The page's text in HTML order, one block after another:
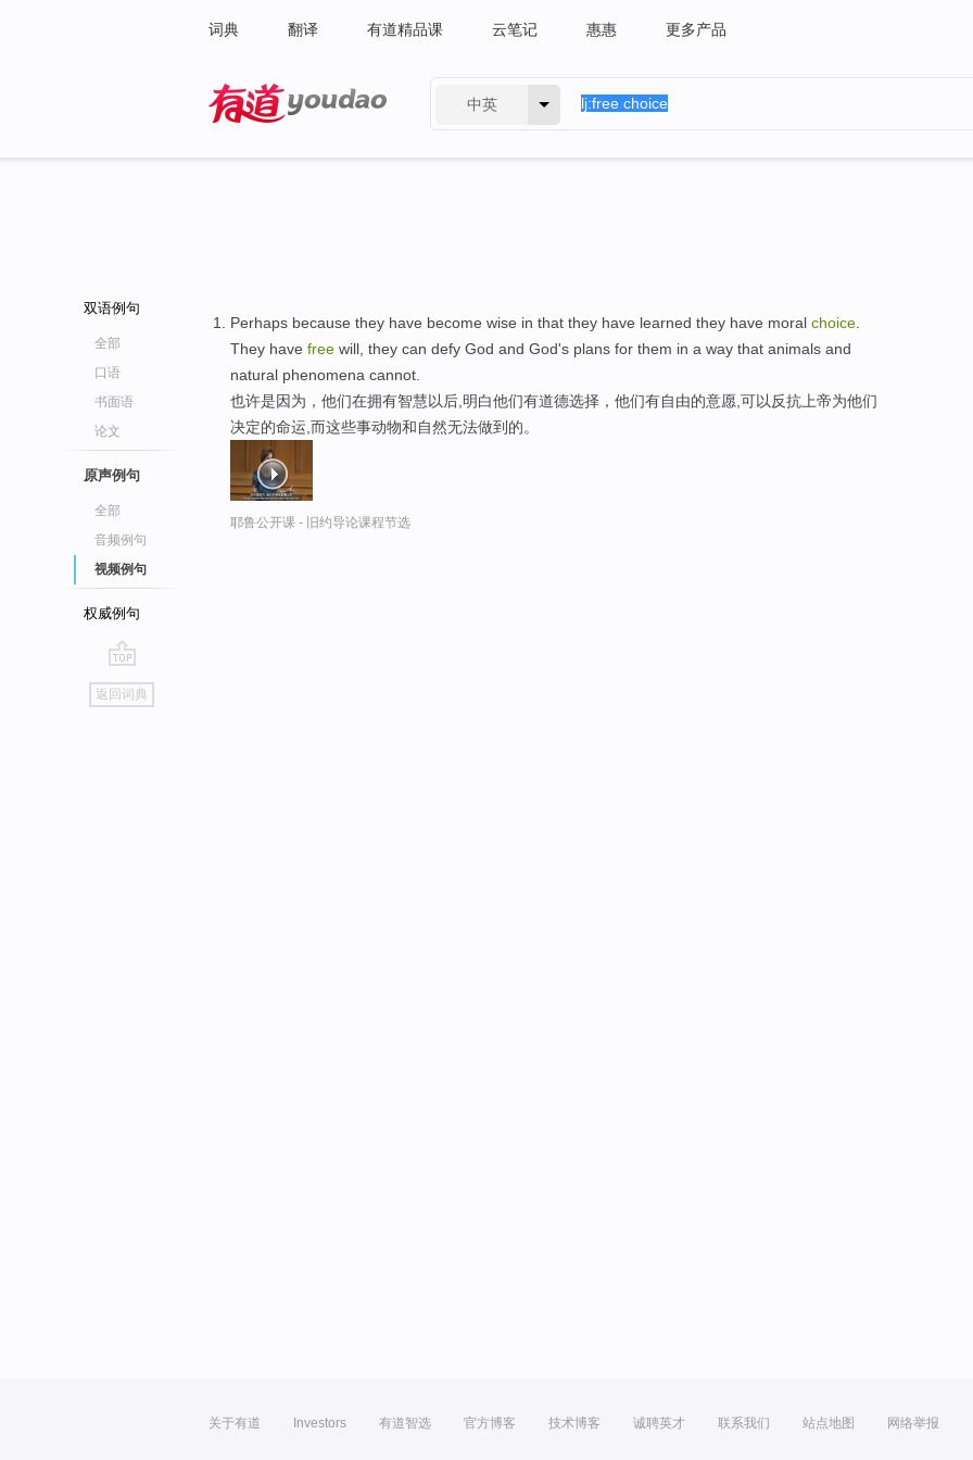
词典 翻译 有道精品课 云笔记 惠惠 更多产品
中英
双语例句
全部
口语
书面语
论文
原声例句
全部
音频例句
视频例句
权威例句
go
top
返回词典
Perhaps because they have become wise in that they have learned they have moral choice
They have free will, they can defy God and God's plans for them in a way that animals and
natural phenomena cannot.
也许是因为，他们在拥有智慧以后,明白他们有道德选择，他们有自由的意愿,可以反抗上帝为他们
决定的命运,而这些事动物和自然无法做到的。
耶鲁公开课 - 旧约导论课程节选
关于有道 Investors 有道智选 官方博客 技术博客 诚聘英才 联系我们 站点地图 网络举报